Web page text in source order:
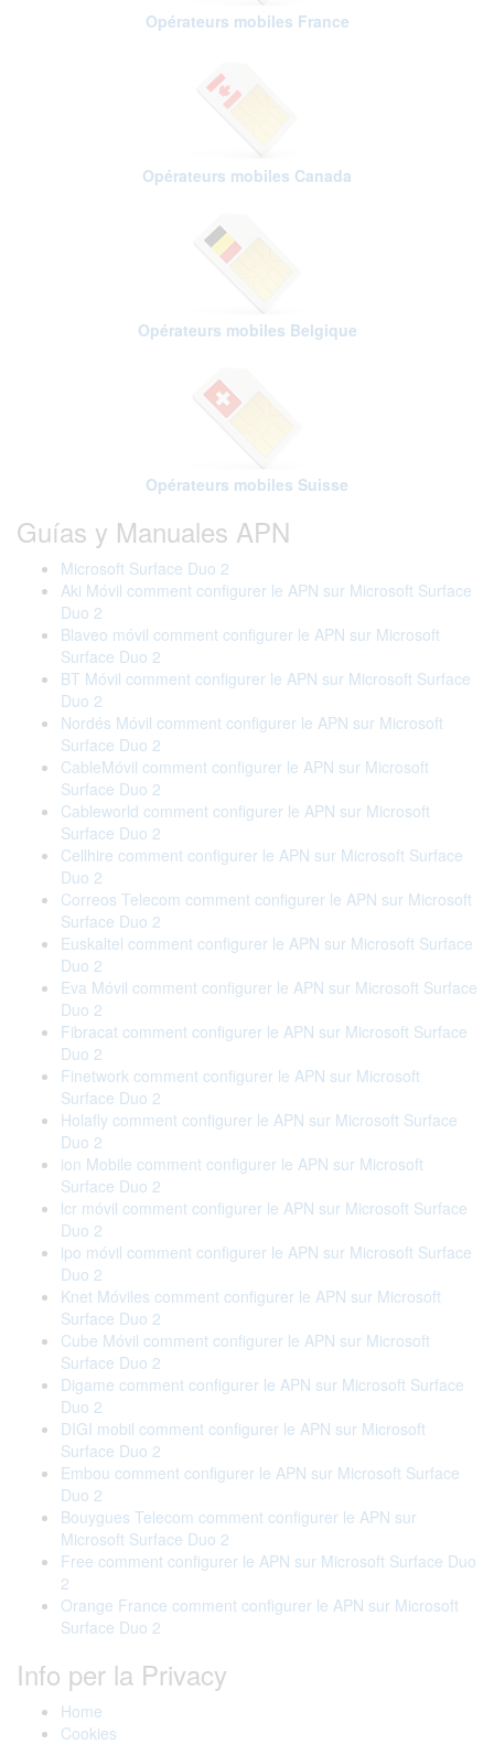
Opérateurs mobiles France
Opérateurs mobiles Canada
Opérateurs mobiles Belgique
Opérateurs mobiles Suisse
Guías y Manuales APN
Microsoft Surface Duo 2
Aki Móvil comment configurer le APN sur Microsoft Surface
Duo 2
Blaveo móvil comment configurer le APN sur Microsoft
Surface Duo 2
BT Móvil comment configurer le APN sur Microsoft Surface
Duo 2
Nordés Móvil comment configurer le APN sur Microsoft
Surface Duo 2
CableMóvil comment configurer le APN sur Microsoft
Surface Duo 2
Cableworld comment configurer le APN sur Microsoft
Surface Duo 2
Cellhire comment configurer le APN sur Microsoft Surface
Duo 2
Correos Telecom comment configurer le APN sur Microsoft
Surface Duo 2
Euskaltel comment configurer le APN sur Microsoft Surface
Duo 2
Eva Móvil comment configurer le APN sur Microsoft Surface
Duo 2
Fibracat comment configurer le APN sur Microsoft Surface
Duo 2
Finetwork comment configurer le APN sur Microsoft
Surface Duo 2
Holafly comment configurer le APN sur Microsoft Surface
Duo 2
ion Mobile comment configurer le APN sur Microsoft
Surface Duo 2
lcr móvil comment configurer le APN sur Microsoft Surface
Duo 2
ipo móvil comment configurer le APN sur Microsoft Surface
Duo 2
Knet Móviles comment configurer le APN sur Microsoft
Surface Duo 2
Cube Móvil comment configurer le APN sur Microsoft
Surface Duo 2
Digame comment configurer le APN sur Microsoft Surface
Duo 2
DIGI mobil comment configurer le APN sur Microsoft
Surface Duo 2
Embou comment configurer le APN sur Microsoft Surface
Duo 2
Bouygues Telecom comment configurer le APN sur
Microsoft Surface Duo 2
Free comment configurer le APN sur Microsoft Surface Duo
2
Orange France comment configurer le APN sur Microsoft
Surface Duo 2
Info per la Privacy
Home
Cookies